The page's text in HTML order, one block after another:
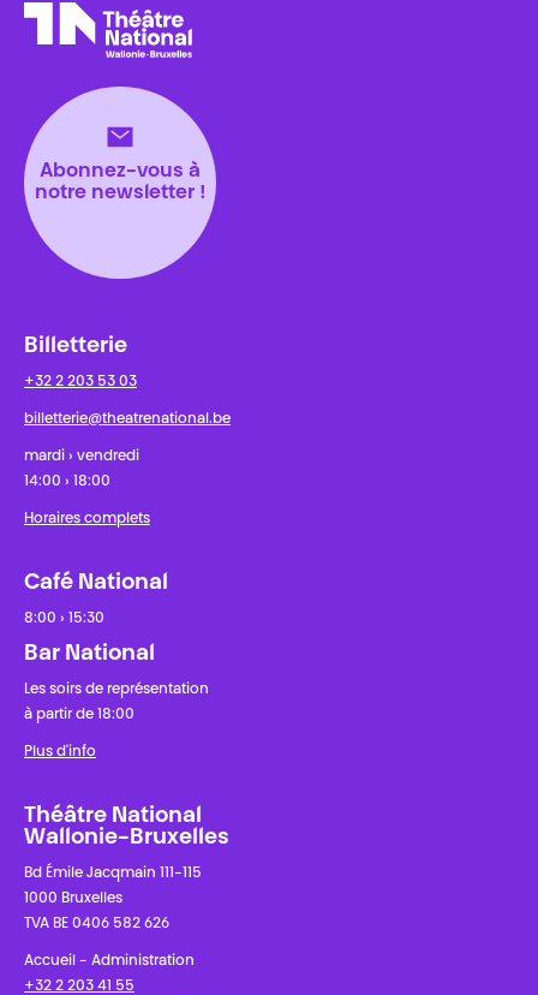
Abonnez-vous à
notre newsletter !
Billetterie
+32 2 203 53 03
billetterie@theatrenational.be
mardi › vendredi
14:00 › 18:00
Horaires complets
Café National
8:00 › 15:30
Bar National
Les soirs de représentation
à partir de 18:00
Plus d'info
Théâtre National
Wallonie-Bruxelles
Bd Émile Jacqmain 111-115
1000 Bruxelles
TVA BE 0406 582 626
Accueil - Administration
+32 2 203 41 55